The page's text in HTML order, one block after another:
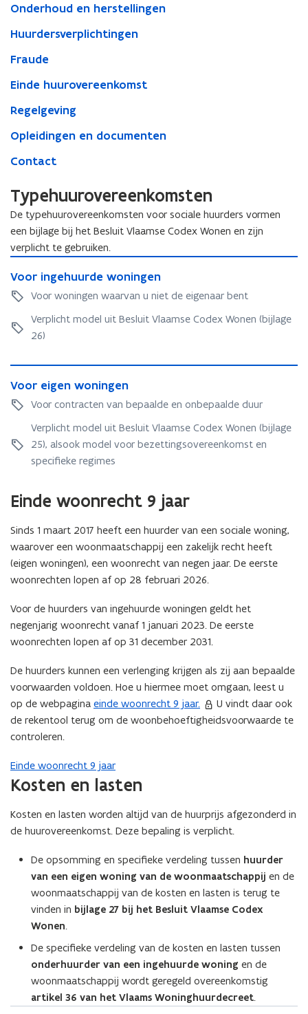
Onderhoud en herstellingen
Huurdersverplichtingen
Fraude
Einde huurovereenkomst
Regelgeving
Opleidingen en documenten
Contact
Typehuurovereenkomsten
De typehuurovereenkomsten voor sociale huurders vormen
een bijlage bij het Besluit Vlaamse Codex Wonen en zijn
verplicht te gebruiken.
o
o
e
u
u
d
e
n
g
e
n
Voor ingehuurde woningen
V
o
o
r
g
h
u
r
d
o
n
n
g
e
n
Voor woningen waarvan u niet de eigenaar bent
Verplicht model uit Besluit Vlaamse Codex Wonen (bijlage
26)
o
o
w
n
i
n
n
Voor eigen woningen
V
o
o
e
n
o
n
i
g
e
n
Voor contracten van bepaalde en onbepaalde duur
Verplicht model uit Besluit Vlaamse Codex Wonen (bijlage
25), alsook model voor bezettingsovereenkomst en
specifieke regimes
Einde woonrecht 9 jaar
Sinds 1 maart 2017 heeft een huurder van een sociale woning,
waarover een woonmaatschappij een zakelijk recht heeft
(eigen woningen), een woonrecht van negen jaar. De eerste
woonrechten lopen af op 28 februari 2026.
Voor de huurders van ingehuurde woningen geldt het
negenjarig woonrecht vanaf 1 januari 2023. De eerste
woonrechten lopen af op 31 december 2031.
De huurders kunnen een verlenging krijgen als zij aan bepaalde
voorwaarden voldoen. Hoe u hiermee moet omgaan, leest u
op de webpagina einde woonrecht 9 jaar.
U vindt daar ook
de rekentool terug om de woonbehoeftigheidsvoorwaarde te
controleren.
Einde woonrecht 9 jaar
Kosten en lasten
Kosten en lasten worden altijd van de huurprijs afgezonderd in
de huurovereenkomst. Deze bepaling is verplicht.
De opsomming en specifieke verdeling tussen huurder
van een eigen woning van de woonmaatschappij en de
woonmaatschappij van de kosten en lasten is terug te
vinden in bijlage 27 bij het Besluit Vlaamse Codex
Wonen.
De specifieke verdeling van de kosten en lasten tussen
onderhuurder van een ingehuurde woning en de
woonmaatschappij wordt geregeld overeenkomstig
artikel 36 van het Vlaams Woninghuurdecreet.